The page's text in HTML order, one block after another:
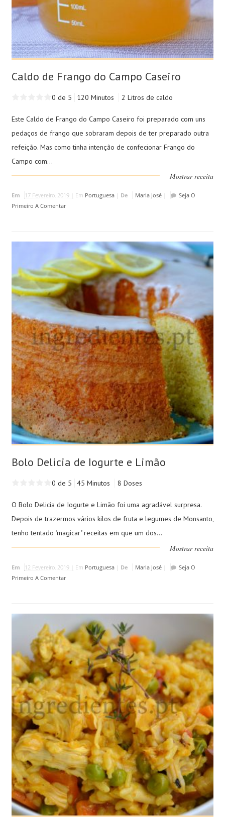
Caldo de Frango do Campo Caseiro
0 de 5 120 Minutos 2 Litros de caldo
Este Caldo de Frango do Campo Caseiro foi preparado com uns
pedaços de frango que sobraram depois de ter preparado outra
refeição. Mas como tinha intenção de confecionar Frango do
Campo com...
Mostrar receita
Em 17 Fevereiro, 2019 | Em Portuguesa| De Maria José|
Seja O
Primeiro A Comentar
Bolo Delicia de Iogurte e Limão
0 de 5 45 Minutos 8 Doses
O Bolo Delicia de Iogurte e Limão foi uma agradável surpresa.
Depois de trazermos vários kilos de fruta e legumes de Monsanto,
tenho tentado "magicar" receitas em que um dos...
Mostrar receita
Em 12 Fevereiro, 2019 | Em Portuguesa| De Maria José|
Seja O
Primeiro A Comentar